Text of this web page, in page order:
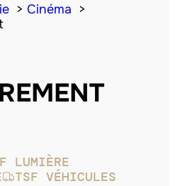
Cinéma
LUMIÈRE
TSF VÉHICULES